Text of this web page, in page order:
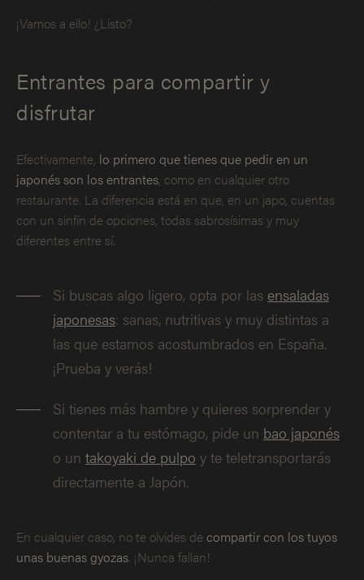
¡Vamos a ello! ¿Listo?
Entrantes para compartir y
disfrutar
Efectivamente, lo primero que tienes que pedir en un
japonés son los entrantes, como en cualquier otro
restaurante. La diferencia está en que, en un japo, cuentas
con un sinfín de opciones, todas sabrosísimas y muy
diferentes entre sí.
Si buscas algo ligero, opta por las ensaladas
japonesas: sanas, nutritivas y muy distintas a
las que estamos acostumbrados en España.
¡Prueba y verás!
Si tienes más hambre y quieres sorprender y
contentar a tu estómago, pide un bao japonés
o un takoyaki de pulpo y te teletransportarás
directamente a Japón.
En cualquier caso, no te olvides de compartir con los tuyos
unas buenas gyozas. ¡Nunca fallan!